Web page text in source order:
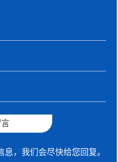
，我们会尽快给您回复。